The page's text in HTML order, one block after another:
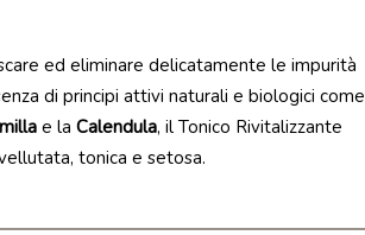
ed eliminare delicatamente le impurità
di principi attivi naturali e biologici come
e la Calendula, il Tonico Rivitalizzante
tonica e setosa.